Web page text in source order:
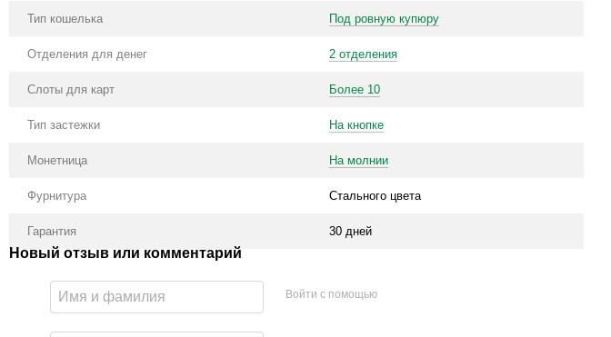
Тип кошелька Под ровную купюру
Отделения для денег 2 отделения
Слоты для карт Более 10
Тип застежки На кнопке
Монетница На молнии
Фурнитура Стального цвета
Гарантия 30 дней
Новый отзыв или комментарий
Войти с помощью